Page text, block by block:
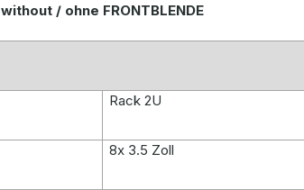
without / ohne FRONTBLENDE
Rack 2U
8x 3.5 Zoll